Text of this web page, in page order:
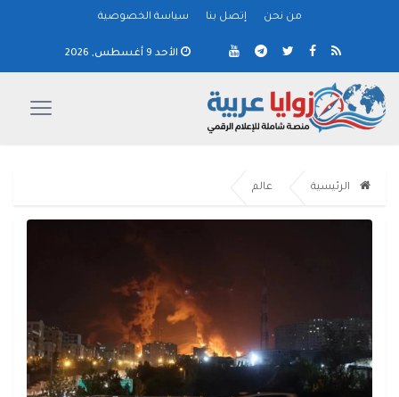
من نحن إتصل بنا سياسة الخصوصية
الأحد 9 أغسطس, 2026
الرئيسية عالم